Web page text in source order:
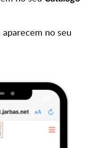
no seu